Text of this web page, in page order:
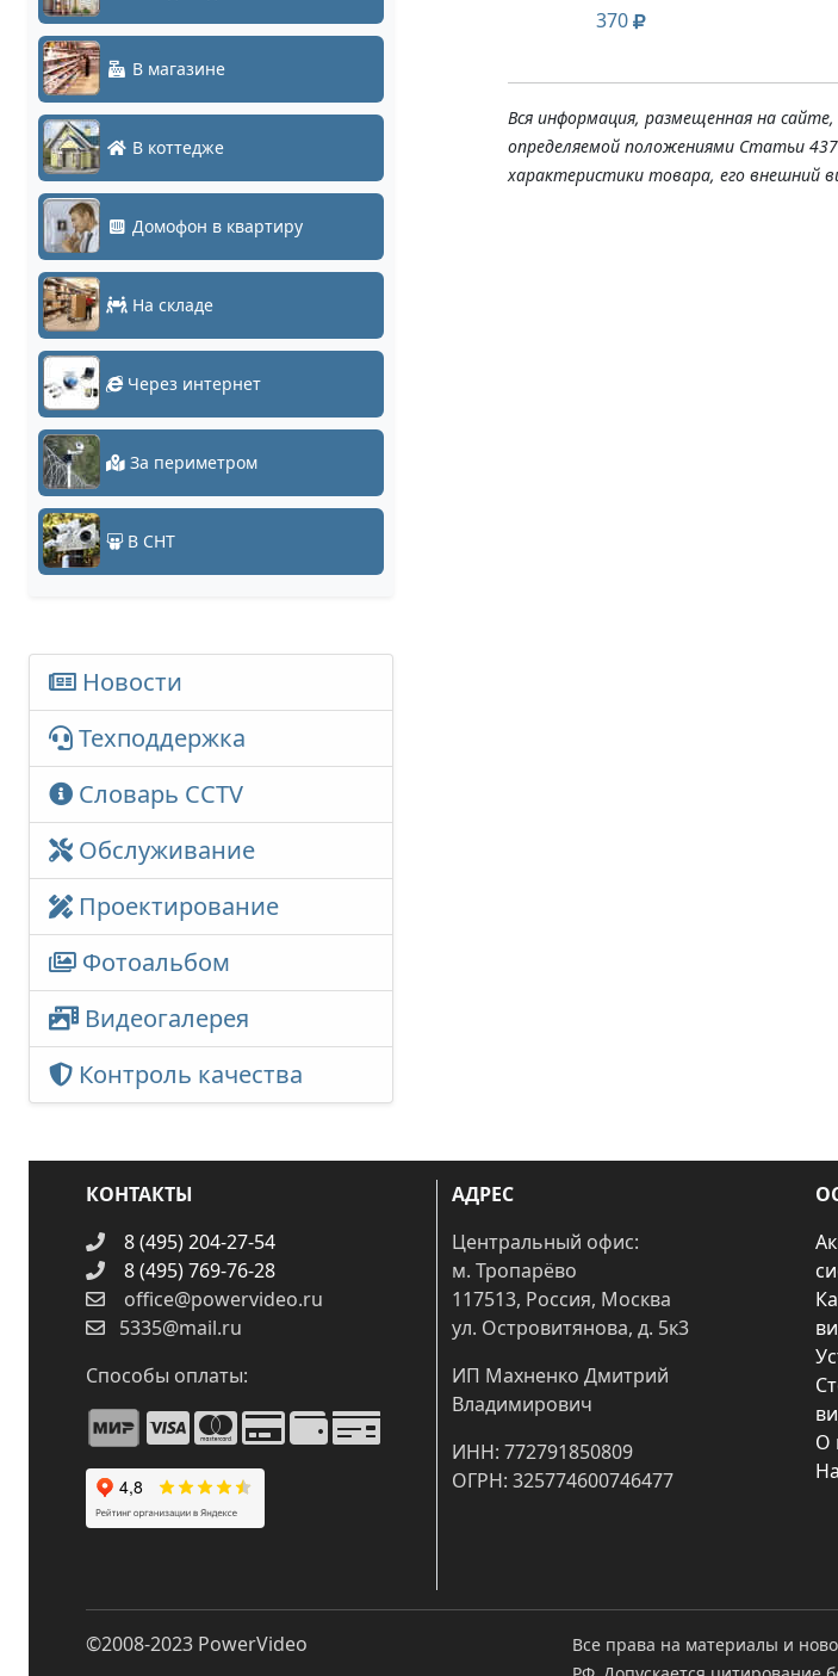
В магазине
В коттедже
Домофон в квартиру
На складе
Через интернет
За периметром
В СНТ
Новости
Техподдержка
Словарь CCTV
Обслуживание
Проектирование
Фотоальбом
Видеогалерея
Контроль качества
91680
71840
370
Вся информация, размещенная на
определяемой положениями Статьи
характеристики товара, его внешний
КОНТАКТЫ
8 (495) 204-27-54
8 (495) 769-76-28
office@powervideo.ru
5335@mail.ru
Способы оплаты:
АДРЕС
Центральный офис:
м. Тропарёво
117513, Россия, Москва
ул. Островитянова, д. 5к3
ИП Махненко Дмитрий
Владимирович
ИНН: 772791850809
ОГРН: 325774600746477
О
©2008-2023 PowerVideo
Все права на материалы и